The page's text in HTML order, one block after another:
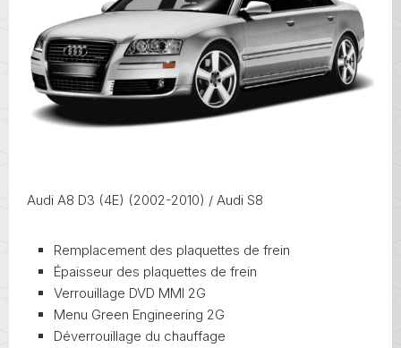
Audi A8 D3 (4E) (2002-2010) / Audi S8
Remplacement des plaquettes de frein
Épaisseur des plaquettes de frein
Verrouillage DVD MMI 2G
Menu Green Engineering 2G
Déverrouillage du chauffage